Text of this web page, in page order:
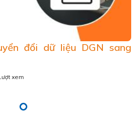
đổi dữ liệu DGN sang
xem